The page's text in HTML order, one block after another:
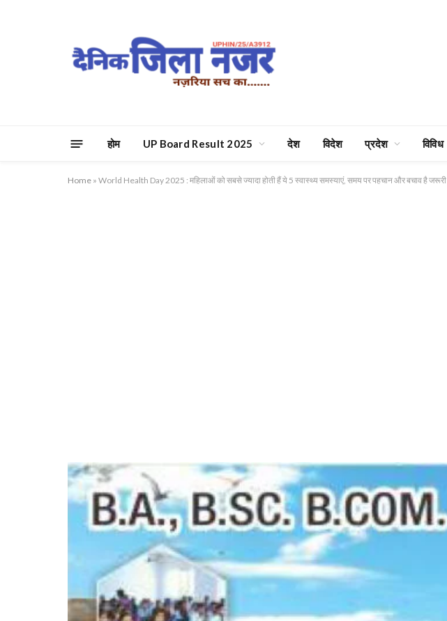
होम UP Board Result 2025 देश विदेश प्रदेश विविध
Home » World Health Day 2025 : महिलाओं को सबसे ज्यादा होती हैं ये 5 स्वास्थ्य समस्याएं, समय पर पहचान और बचाव है जरूरी